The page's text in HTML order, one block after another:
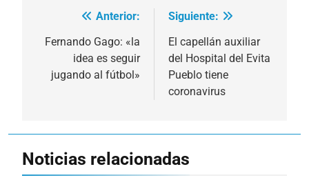
Navegación
de
entradas
Anterior:
Fernando Gago: «la
idea es seguir
jugando al fútbol»
Siguiente:
El capellán auxiliar
del Hospital del Evita
Pueblo tiene
coronavirus
Noticias relacionadas